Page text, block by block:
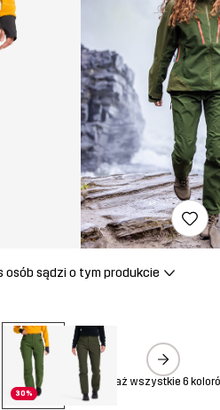
osób sądzi o tym produkcie
30%
Pokaż wszystkie 6